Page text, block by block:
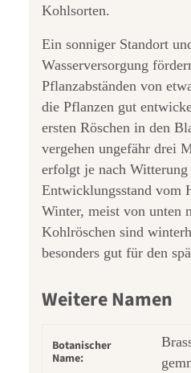
Kohlsorten.
Ein sonniger Standort
Wasserversorgung
Pflanzabständen von
die Pflanzen gut
ersten Röschen in den
vergehen ungefähr drei
erfolgt je nach Witterung
Entwicklungsstand vom
Winter, meist von unten
Kohlröschen sind
besonders gut für den
Weitere Namen
Botanischer
Name: